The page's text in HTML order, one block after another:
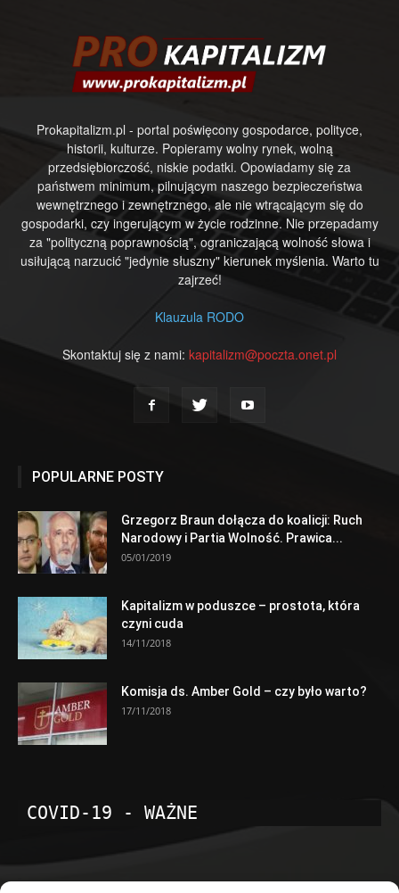
Prokapitalizm.pl - portal poświęcony gospodarce, polityce,
historii, kulturze. Popieramy wolny rynek, wolną
przedsiębiorczość, niskie podatki. Opowiadamy się za
państwem minimum, pilnującym naszego bezpieczeństwa
wewnętrznego i zewnętrznego, ale nie wtrącającym się do
gospodarki, czy ingerującym w życie rodzinne. Nie przepadamy
za "polityczną poprawnością", ograniczającą wolność słowa i
usiłującą narzucić "jedynie słuszny" kierunek myślenia. Warto tu
zajrzeć!
Klauzula RODO
Skontaktuj się z nami: kapitalizm@poczta.onet.pl
POPULARNE POSTY
Grzegorz Braun dołącza do koalicji: Ruch
Narodowy i Partia Wolność. Prawica...
05/01/2019
Kapitalizm w poduszce – prostota, która
czyni cuda
14/11/2018
Komisja ds. Amber Gold – czy było warto?
17/11/2018
COVID-19 - WAŻNE